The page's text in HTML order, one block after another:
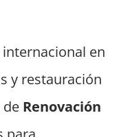
en
y restauración
Renovación